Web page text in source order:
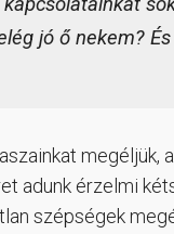
jó ő nekem?
adunk érzelmi
szépségek